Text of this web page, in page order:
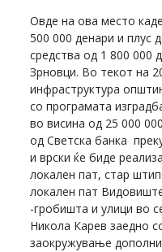
Овде на ова место
500 000 денари и плус
средства од 1 800 000
Зрновци. Во текот на
инфраструктура
со програмата
во висина од 25 000
од Светска банка
и врски ќе биде
локален пат, стар
локален пат
-гробишта и улици во
Никола Карев заедно
заокружување